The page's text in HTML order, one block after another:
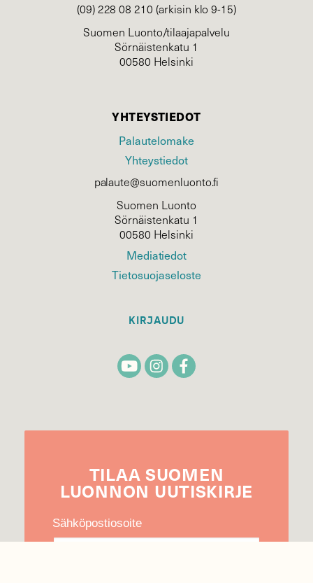
(09) 228 08 210 (arkisin klo 9-15)
Suomen Luonto/tilaajapalvelu
Sörnäistenkatu 1
00580 Helsinki
YHTEYSTIEDOT
Palautelomake
Yhteystiedot
palaute@suomenluonto.fi
Suomen Luonto
Sörnäistenkatu 1
00580 Helsinki
Mediatiedot
Tietosuojaseloste
KIRJAUDU
TILAA SUOMEN
LUONNON UUTIS­KIRJE
Sähköpostiosoite